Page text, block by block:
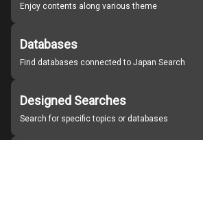
Enjoy contents along various theme
Databases
Find databases connected to Japan Search
Designed Searches
Search for specific topics or databases